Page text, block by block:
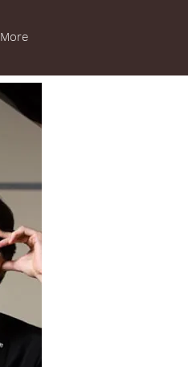
More